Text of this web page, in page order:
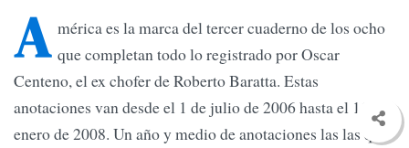
A mérica es la marca del tercer cuaderno de los ocho
que completan todo lo registrado por Oscar
Centeno, el ex chofer de Roberto Baratta. Estas
anotaciones van desde el 1 de julio de 2006 hasta el 11 de
enero de 2008. Un año y medio de anotaciones las las que